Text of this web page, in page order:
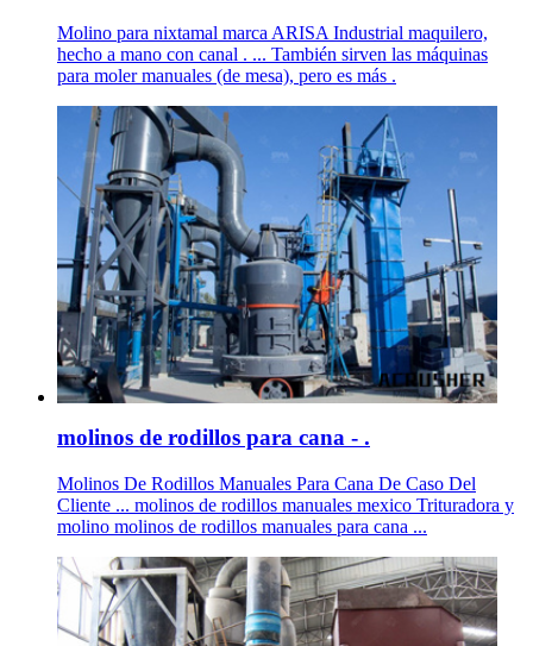
Molino para nixtamal marca ARISA Industrial maquilero,
hecho a mano con canal . ... También sirven las máquinas
para moler manuales (de mesa), pero es más .
molinos de rodillos para cana - .
Molinos De Rodillos Manuales Para Cana De Caso Del
Cliente ... molinos de rodillos manuales mexico Trituradora y
molino molinos de rodillos manuales para cana ...